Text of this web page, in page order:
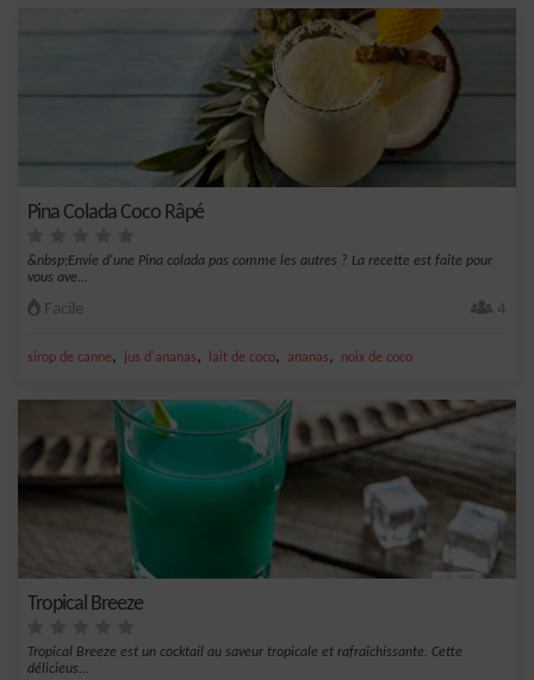
Pina Colada Coco Râpé
&nbsp;Envie d'une Pina colada pas comme les autres ? La recette est faite pour
vous ave...
Facile 4
sirop de canne, jus d'ananas, lait de coco, ananas, noix de coco
Tropical Breeze
Tropical Breeze est un cocktail au saveur tropicale et rafraîchissante. Cette
délicieus...